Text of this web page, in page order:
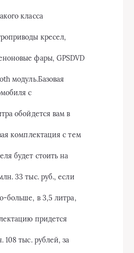
класса
кресел,
фары, GPSDVD
модуль.Базовая
с
обойдется вам в
комплектация с тем
будет стоить на
33 тыс. руб., если
больше, в 3,5 литра,
придется
108 тыс. рублей, за